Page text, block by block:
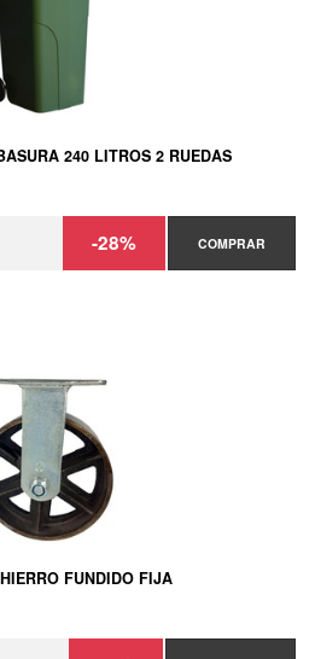
240 LITROS 2 RUEDAS
-28% COMPRAR
FUNDIDO FIJA